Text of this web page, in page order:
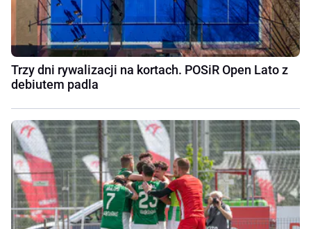
Trzy dni rywalizacji na kortach. POSiR Open Lato z
debiutem padla